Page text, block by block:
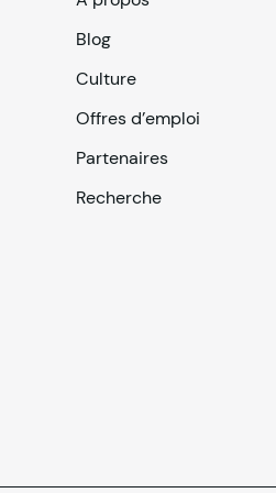
Blog
Culture
Offres d’emploi
Partenaires
Recherche